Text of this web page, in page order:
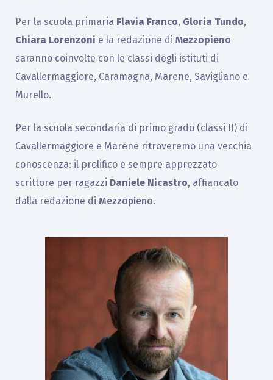
Per la scuola primaria Flavia Franco, Gloria Tundo,
Chiara Lorenzoni e la redazione di Mezzopieno
saranno coinvolte con le classi degli istituti di
Cavallermaggiore, Caramagna, Marene, Savigliano e
Murello.
Per la scuola secondaria di primo grado (classi II) di
Cavallermaggiore e Marene ritroveremo una vecchia
conoscenza: il prolifico e sempre apprezzato
scrittore per ragazzi Daniele Nicastro, affiancato
dalla redazione di Mezzopieno.